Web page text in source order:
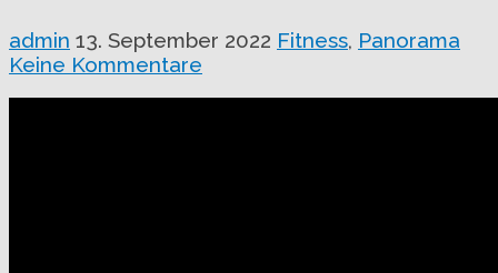
admin 13. September 2022 Fitness, Panorama
Keine Kommentare